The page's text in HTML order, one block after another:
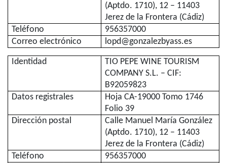
(Aptdo. 1710), 12 – 11403
Jerez de la Frontera (Cádiz)
Teléfono
956357000
Correo electrónico
lopd@gonzalezbyass.es
Identidad
TIO PEPE WINE TOURISM
COMPANY S.L. – CIF:
B92059823
Datos registrales
Hoja CA-19000 Tomo 1746
Folio 39
Dirección postal
Calle Manuel María González
(Aptdo. 1710), 12 – 11403
Jerez de la Frontera (Cádiz)
Teléfono
956357000